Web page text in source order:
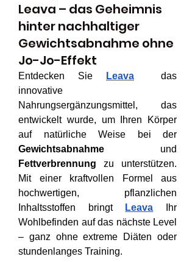
Leava – das Geheimnis
hinter nachhaltiger
Gewichtsabnahme ohne
Jo-Jo-Effekt
Entdecken Sie Leava das
innovative
Nahrungsergänzungsmittel, das
entwickelt wurde, um Ihren Körper
Gewichtsabnahme
Fettverbrennung zu unterstützen.
Mit einer kraftvollen Formel aus
hochwertigen, pflanzlichen
Inhaltsstoffen bringt
Leava Ihr
Wohlbefinden auf das nächste Level
– ganz ohne extreme Diäten oder
stundenlanges Training.